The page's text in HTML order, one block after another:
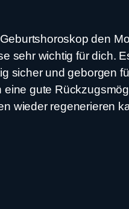
den
sehr wichtig für dich.
sicher und geborgen
eine gute
wieder regenerieren